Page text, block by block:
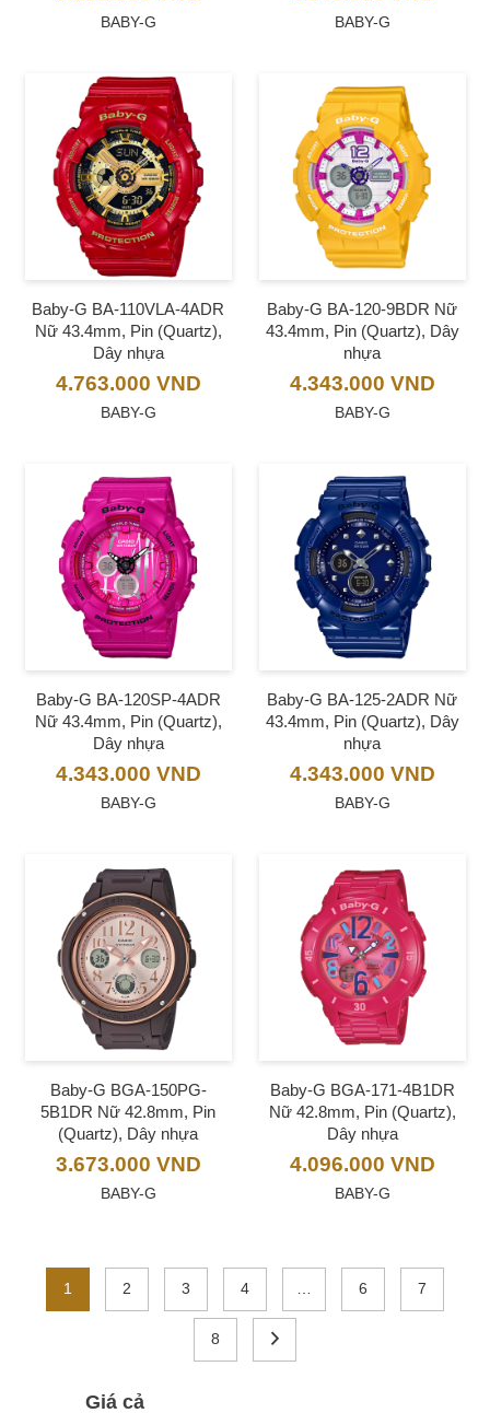
BABY-G BABY-G
Baby-G BA-110VLA-4ADR
Nữ 43.4mm, Pin (Quartz),
Dây nhựa
4.763.000 VND
BABY-G
Baby-G BA-120-9BDR Nữ
43.4mm, Pin (Quartz), Dây
nhựa
4.343.000 VND
BABY-G
Baby-G BA-120SP-4ADR
Nữ 43.4mm, Pin (Quartz),
Dây nhựa
4.343.000 VND
BABY-G
Baby-G BA-125-2ADR Nữ
43.4mm, Pin (Quartz), Dây
nhựa
4.343.000 VND
BABY-G
Baby-G BGA-150PG-
5B1DR Nữ 42.8mm, Pin
(Quartz), Dây nhựa
3.673.000 VND
BABY-G
Baby-G BGA-171-4B1DR
Nữ 42.8mm, Pin (Quartz),
Dây nhựa
4.096.000 VND
BABY-G
1 2 3 4 6 7
8
Giá cả